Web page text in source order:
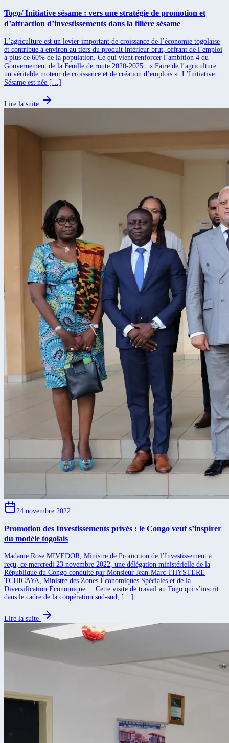
Togo/ Initiative sésame : vers une stratégie de promotion et
d’attraction d’investissements dans la filière sésame
L’agriculture est un levier important de croissance de l’économie togolaise
et contribue à environ au tiers du produit intérieur brut, offrant de l’emploi
à plus de 60% de la population. Ce qui vient renforcer l’ambition 4 du
Gouvernement de la Feuille de route 2020-2025 : « Faire de l’agriculture
un véritable moteur de croissance et de création d’emplois ». L’Initiative
Sésame est née […]
Lire la suite
24 novembre 2022
Promotion des Investissements privés : le Congo veut s’inspirer
du modèle togolais
Madame Rose MIVEDOR, Ministre de Promotion de l’Investissement a
reçu, ce mercredi 23 novembre 2022, une délégation ministérielle de la
République du Congo conduite par Monsieur Jean-Marc THYSTERE
TCHICAYA, Ministre des Zones Économiques Spéciales et de la
Diversification Économique. Cette visite de travail au Togo qui s’inscrit
dans le cadre de la coopération sud-sud, […]
Lire la suite